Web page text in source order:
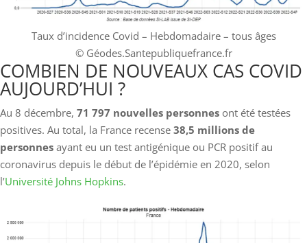
Taux d’incidence Covid – Hebdomadaire – tous âges
© Géodes.Santepubliquefrance.fr
COMBIEN DE NOUVEAUX CAS COVID
AUJOURD’HUI ?
Au 8 décembre, 71 797 nouvelles personnes ont été testées
positives. Au total, la France recense 38,5 millions de
personnes ayant eu un test antigénique ou PCR positif au
coronavirus depuis le début de l’épidémie en 2020, selon
l’Université Johns Hopkins.